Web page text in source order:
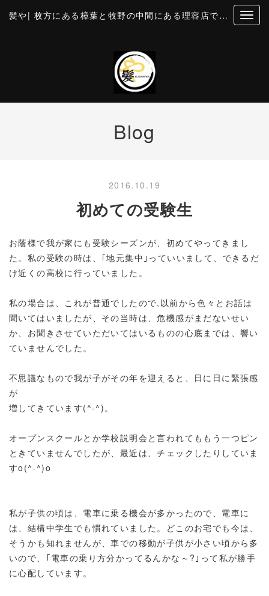
髪や| 枚方にある樟葉と牧野の中間にある理容店です。個室風の空間でカットとお顔そり・美容・理容
Blog
2016.10.19
初めての受験生
お蔭様で我が家にも受験シーズンが、初めてやってきまし
た。私の受験の時は、｢地元集中｣っていいまして、できるだ
け近くの高校に行っていました。
私の場合は、これが普通でしたので,以前から色々とお話は
聞いてはいましたが、その当時は、危機感がまだないせい
か、お聞きさせていただいてはいるものの心底までは、響い
ていませんでした。
不思議なもので我が子がその年を迎えると、日に日に緊張感
が
増してきています(^-^)。
オープンスクールとか学校説明会と言われてももう一つピン
ときていませんでしたが、最近は、チェックしたりしていま
すo(^-^)o
私が子供の頃は、電車に乗る機会が多かったので、電車に
は、結構中学生でも慣れていました。どこのお宅でも今は、
そうかも知れませんが、車での移動が子供が小さい頃から多
いので、｢電車の乗り方分かってるんかな～?｣って私が勝手
に心配しています。